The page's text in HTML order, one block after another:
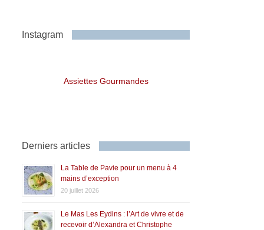
Instagram
Assiettes Gourmandes
Derniers articles
La Table de Pavie pour un menu à 4
mains d’exception
20 juillet 2026
Le Mas Les Eydins : l’Art de vivre et de
recevoir d’Alexandra et Christophe